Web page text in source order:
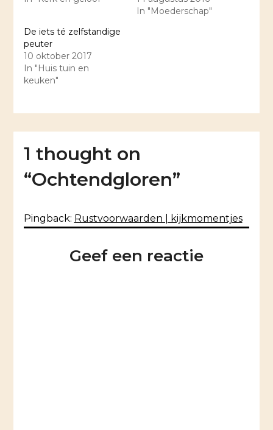
In "Moederschap"
De iets té zelfstandige
peuter
10 oktober 2017
In "Huis tuin en
keuken"
1 thought on
“Ochtendgloren”
Pingback: Rustvoorwaarden | kijkmomentjes
Geef een reactie